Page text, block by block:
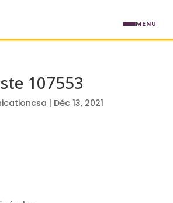
107553
| Déc 13, 2021
MENU